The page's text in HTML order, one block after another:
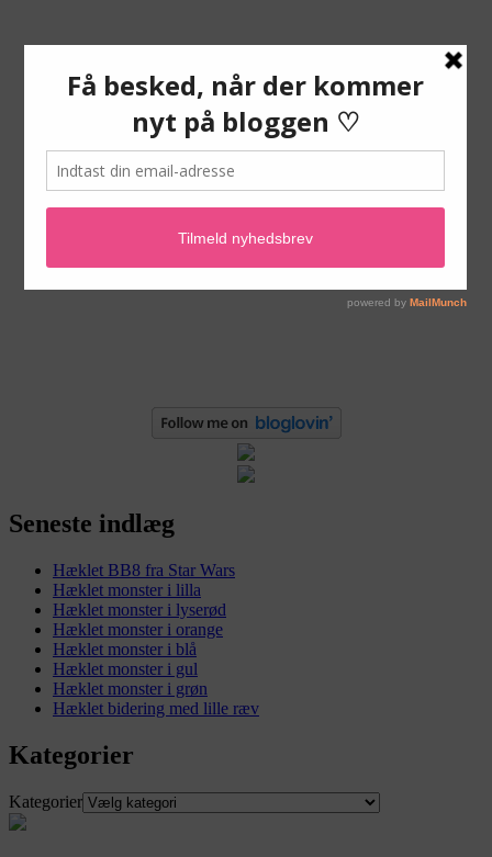
Seneste indlæg
Hæklet BB8 fra Star Wars
Hæklet monster i lilla
Hæklet monster i lyserød
Hæklet monster i orange
Hæklet monster i blå
Hæklet monster i gul
Hæklet monster i grøn
Hæklet bidering med lille ræv
Kategorier
Kategorier